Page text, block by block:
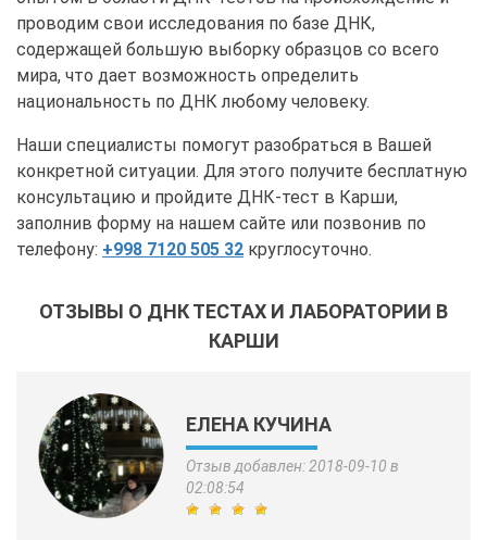
проводим свои исследования по базе ДНК,
содержащей большую выборку образцов со всего
мира, что дает возможность определить
национальность по ДНК любому человеку.
Наши специалисты помогут разобраться в Вашей
конкретной ситуации. Для этого получите бесплатную
консультацию и пройдите ДНК-тест в Карши,
заполнив форму на нашем сайте или позвонив по
телефону: +998 7120 505 32 круглосуточно.
ОТЗЫВЫ О ДНК ТЕСТАХ И ЛАБОРАТОРИИ В
КАРШИ
ЕЛЕНА КУЧИНА
Отзыв добавлен: 2018-09-10 в
02:08:54